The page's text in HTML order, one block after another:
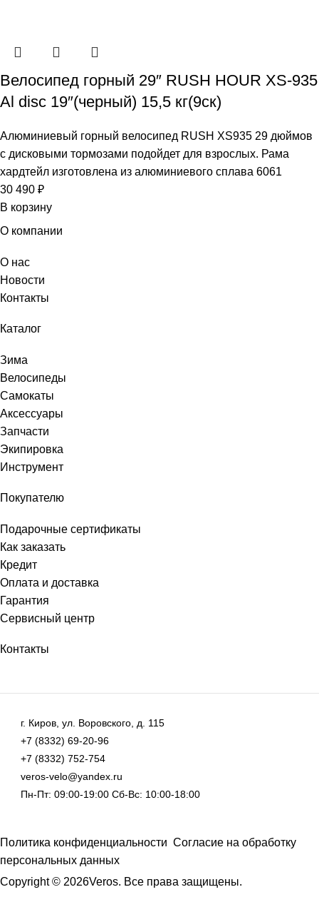
Велосипед горный 29″ RUSH HOUR XS-935
Al disc 19″(черный) 15,5 кг(9ск)
Алюминиевый горный велосипед RUSH XS935 29 дюймов
с дисковыми тормозами подойдет для взрослых. Рама
хардтейл изготовлена из алюминиевого сплава 6061
30 490 ₽
В корзину
О компании
О нас
Новости
Контакты
Каталог
Зима
Велосипеды
Самокаты
Аксессуары
Запчасти
Экипировка
Инструмент
Покупателю
Подарочные сертификаты
Как заказать
Кредит
Оплата и доставка
Гарантия
Сервисный центр
Контакты
г. Киров, ул. Воровского, д. 115
+7 (8332) 69-20-96
+7 (8332) 752-754
veros-velo@yandex.ru
Пн-Пт: 09:00-19:00 Сб-Вс: 10:00-18:00
Политика конфиденциальности Согласие на обработку
персональных данных
Copyright © 2026Veros. Все права защищены.